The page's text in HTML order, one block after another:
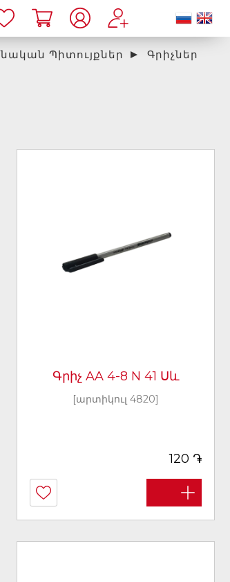
Պիտույքներ Գրիչներ
Գրիչ AA 4-8 N 41 Սև
[արտիկուլ 4820]
120 ֏